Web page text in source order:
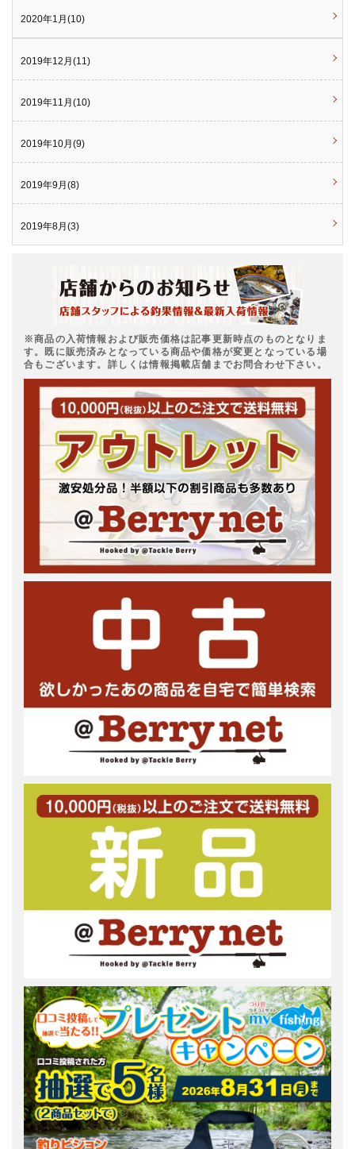
2020年1月(10)
2019年12月(11)
2019年11月(10)
2019年10月(9)
2019年9月(8)
2019年8月(3)
※商品の入荷情報および販売価格は記事更新時点のものとなりま
す。既に販売済みとなっている商品や価格が変更となっている場
合もございます。詳しくは情報掲載店舗までお問合わせ下さい。